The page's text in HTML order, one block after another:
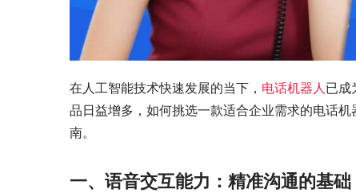
在人工智能技术快速发展的当下， 电话机器人已成
品日益增多，如何挑选一款适合企业需求的电话
南。
一、语音交互能力：精准沟通的基础